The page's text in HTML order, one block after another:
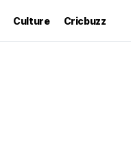
Culture Cricbuzz